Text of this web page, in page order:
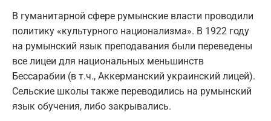
В гуманитарной сфере румынские власти проводили
политику «культурного национализма». В 1922 году
на румынский язык преподавания были переведены
все лицеи для национальных меньшинств
Бессарабии (в т.ч., Аккерманский украинский лицей).
Сельские школы также переводились на румынский
язык обучения, либо закрывались.